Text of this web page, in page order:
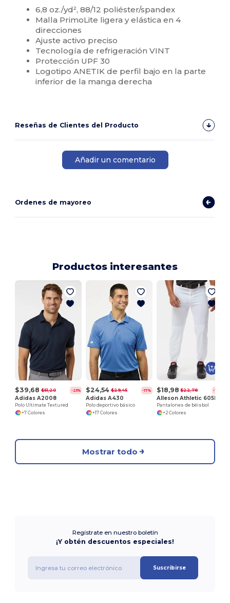
6,8 oz./yd², 88/12 poliéster/spandex
Malla PrimoLite ligera y elástica en 4
direcciones
Ajuste activo preciso
Tecnología de refrigeración VINT
Protección UPF 30
Logotipo ANETIK de perfil bajo en la parte
inferior de la manga derecha
Reseñas de Clientes del Producto
Añadir un comentario
Ordenes de mayoreo
Productos interesantes
$39,68 $51,20 -23%
Adidas A2008
Polo Ultimate Textured
+7 Colores
$24,54 $29,45 -17%
Adidas A430
Polo deportivo básico
+17 Colores
$18,98 $22,78 -17%
Alleson Athletic 605P
Pantalones de béisbol
+2 Colores
Mostrar todo
Regístrate en nuestro boletín
¡Y obtén descuentos especiales!
Suscribirse